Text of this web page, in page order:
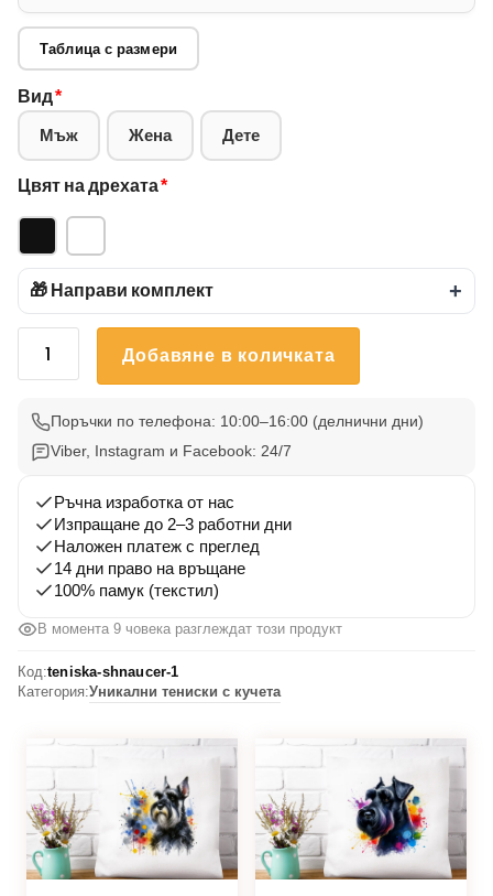
Таблица с размери
Вид*
Мъж Жена Дете
Цвят на дрехата*
🎁 Направи комплект +
количество
Шнауцер
Добавяне в количката
Поръчки по телефона: 10:00–16:00 (делнични дни)
Viber, Instagram и Facebook: 24/7
Ръчна изработка от нас
Изпращане до 2–3 работни дни
Наложен платеж с преглед
14 дни право на връщане
100% памук (текстил)
В момента 9 човека разглеждат този продукт
Код:teniska-shnaucer-1
Категория:Уникални тениски с кучета